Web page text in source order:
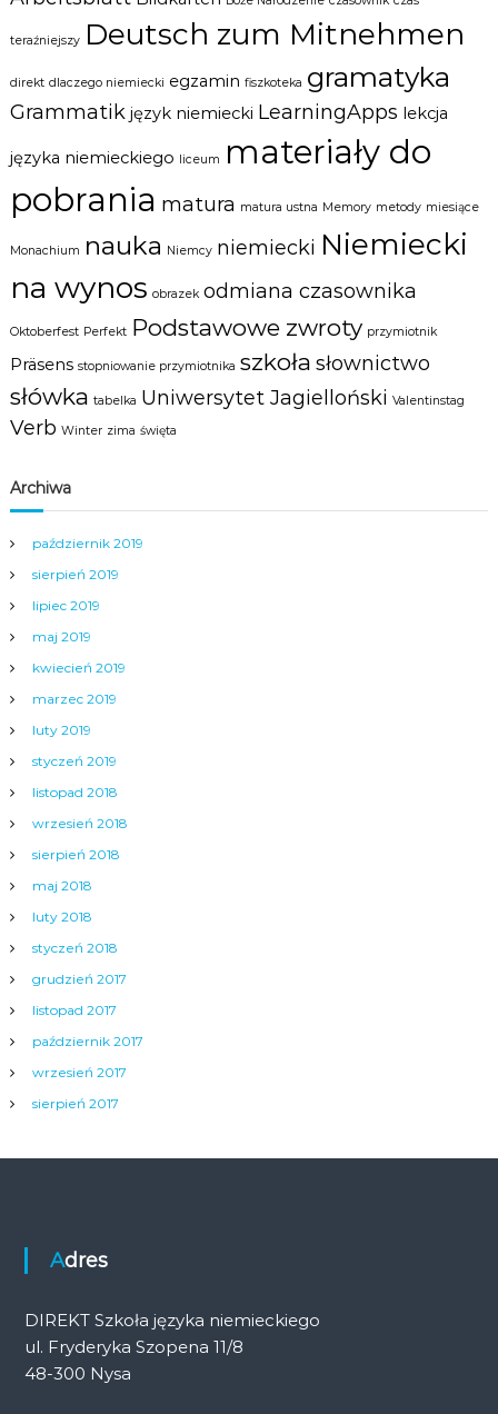
teraźniejszy Deutsch zum Mitnehmen
direkt dlaczego niemiecki egzamin fiszkoteka gramatyka
Grammatik język niemiecki LearningApps lekcja
języka niemieckiego liceum
materiały do
pobrania matura matura ustna Memory metody miesiące
Monachium nauka Niemcy niemiecki Niemiecki
na wynos obrazek odmiana czasownika
Oktoberfest Perfekt Podstawowe zwroty przymiotnik
Präsens stopniowanie przymiotnika szkoła słownictwo
słówka tabelka Uniwersytet Jagielloński Valentinstag
Verb Winter zima święta
Archiwa
październik 2019
sierpień 2019
lipiec 2019
maj 2019
kwiecień 2019
marzec 2019
luty 2019
styczeń 2019
listopad 2018
wrzesień 2018
sierpień 2018
maj 2018
luty 2018
styczeń 2018
grudzień 2017
listopad 2017
październik 2017
wrzesień 2017
sierpień 2017
Adres
DIREKT Szkoła języka niemieckiego
ul. Fryderyka Szopena 11/8
48-300 Nysa